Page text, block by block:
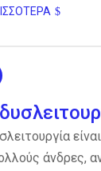
άνδρες,